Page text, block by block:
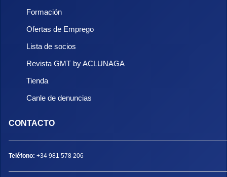
Formación
Ofertas de Emprego
Lista de socios
Revista GMT by ACLUNAGA
Tienda
Canle de denuncias
CONTACTO
Teléfono: +34 981 578 206